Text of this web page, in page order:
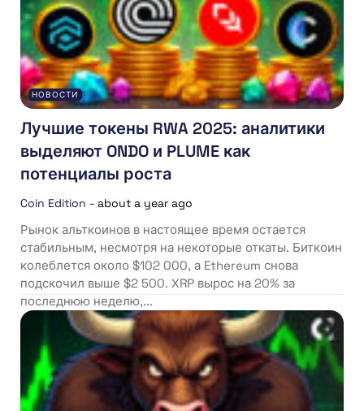
НОВОСТИ
Лучшие токены RWA 2025: аналитики
выделяют ONDO и PLUME как
потенциалы роста
Coin Edition - about a year ago
Рынок альткоинов в настоящее время остается
стабильным, несмотря на некоторые откаты. Биткоин
колеблется около $102 000, а Ethereum снова
подскочил выше $2 500. XRP вырос на 20% за
последнюю неделю,...